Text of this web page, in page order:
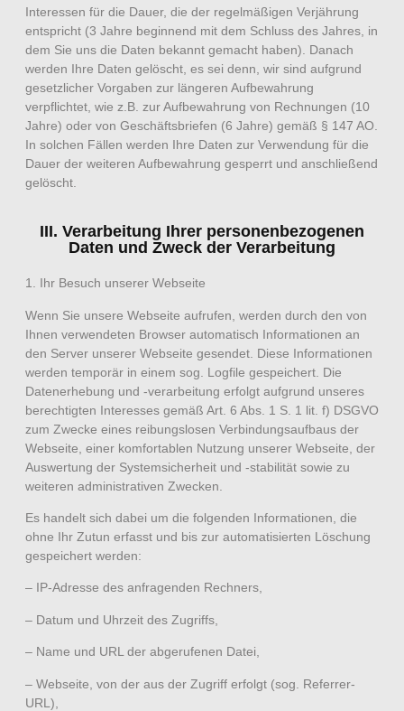
Interessen für die Dauer, die der regelmäßigen Verjährung
entspricht (3 Jahre beginnend mit dem Schluss des Jahres, in
dem Sie uns die Daten bekannt gemacht haben). Danach
werden Ihre Daten gelöscht, es sei denn, wir sind aufgrund
gesetzlicher Vorgaben zur längeren Aufbewahrung
verpflichtet, wie z.B. zur Aufbewahrung von Rechnungen (10
Jahre) oder von Geschäftsbriefen (6 Jahre) gemäß § 147 AO.
In solchen Fällen werden Ihre Daten zur Verwendung für die
Dauer der weiteren Aufbewahrung gesperrt und anschließend
gelöscht.
III. Verarbeitung Ihrer personenbezogenen
Daten und Zweck der Verarbeitung
1. Ihr Besuch unserer Webseite
Wenn Sie unsere Webseite aufrufen, werden durch den von
Ihnen verwendeten Browser automatisch Informationen an
den Server unserer Webseite gesendet. Diese Informationen
werden temporär in einem sog. Logfile gespeichert. Die
Datenerhebung und -verarbeitung erfolgt aufgrund unseres
berechtigten Interesses gemäß Art. 6 Abs. 1 S. 1 lit. f) DSGVO
zum Zwecke eines reibungslosen Verbindungsaufbaus der
Webseite, einer komfortablen Nutzung unserer Webseite, der
Auswertung der Systemsicherheit und -stabilität sowie zu
weiteren administrativen Zwecken.
Es handelt sich dabei um die folgenden Informationen, die
ohne Ihr Zutun erfasst und bis zur automatisierten Löschung
gespeichert werden:
– IP-Adresse des anfragenden Rechners,
– Datum und Uhrzeit des Zugriffs,
– Name und URL der abgerufenen Datei,
– Webseite, von der aus der Zugriff erfolgt (sog. Referrer-
URL),